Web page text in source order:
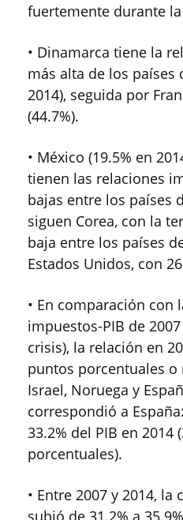
fuertemente durante
• Dinamarca tiene la
más alta de los países
2014), seguida por
(44.7%).
• México (19.5% en
tienen las relaciones
bajas entre los países
siguen Corea, con la
baja entre los países
Estados Unidos, con
• En comparación con
impuestos-PIB de
crisis), la relación en
puntos porcentuales o
Israel, Noruega y
correspondió a
33.2% del PIB en 2014
porcentuales).
• Entre 2007 y 2014, la
subió de 31.2% a